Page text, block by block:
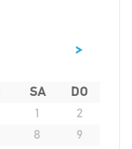
>
SA
DO
1
2
8
9